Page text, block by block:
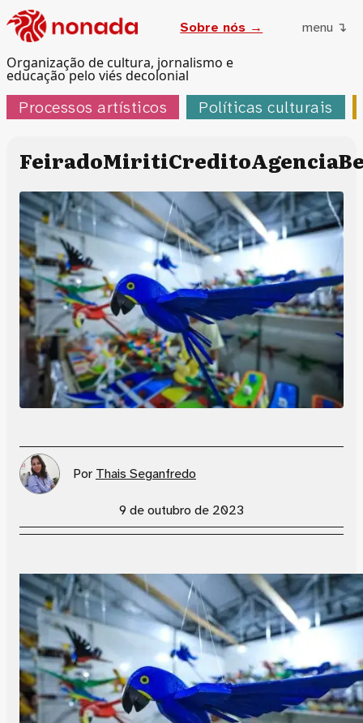
Organização de cultura, jornalismo e
educação pelo viés decolonial
Sobre nós → menu ↴
Processos artísticos Políticas culturais
Por Thais Seganfredo
9 de outubro de 2023